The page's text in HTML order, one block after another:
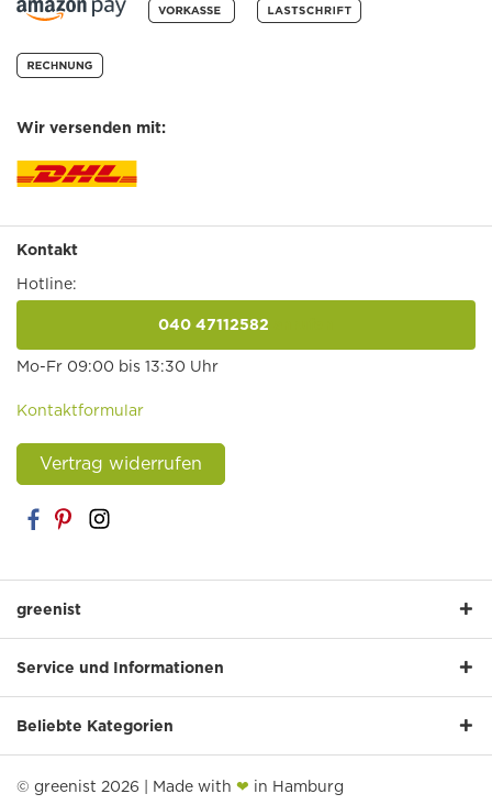
Wir versenden mit:
Kontakt
Hotline:
040 47112582
Mo-Fr 09:00 bis 13:30 Uhr
Kontaktformular
Vertrag widerrufen
greenist
Service und Informationen
Beliebte Kategorien
© greenist 2026 | Made with ❤ in Hamburg